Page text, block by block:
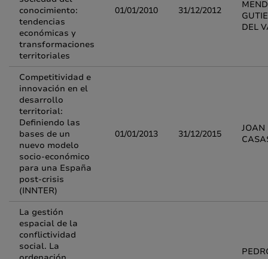
conocimiento:
tendencias
económicas y
transformaciones
territoriales
01/01/2010 31/12/2012
DEL
Competitividad e
innovación en el
desarrollo
territorial:
Definiendo las
bases de un
nuevo modelo
socio-económico
para una España
post-crisis
(INNTER)
01/01/2013 31/12/2015
La gestión
espacial de la
conflictividad
social. La